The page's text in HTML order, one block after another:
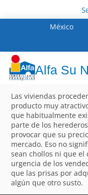
México
Alfa Su
Las viviendas
producto muy
que habitualmente
parte de los
provocar que su
mercado. Eso no
sean chollos ni que el
urgencia de los
que las prisas por
algún que otro susto.